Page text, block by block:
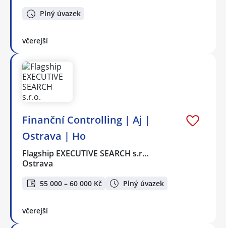
Plný úvazek
včerejší
Finanční Controlling | Aj |
Ostrava | Ho
Flagship EXECUTIVE SEARCH s.r…
Ostrava
55 000 – 60 000 Kč Plný úvazek
včerejší